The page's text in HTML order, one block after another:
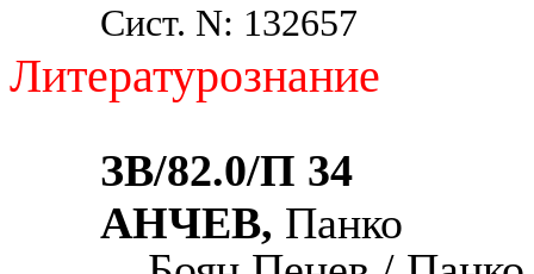
Сист. N: 132657
Литературознание
ЗВ/82.0/П 34
АНЧЕВ, Панко